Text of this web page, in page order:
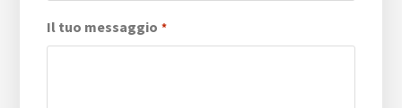
Il tuo messaggio *